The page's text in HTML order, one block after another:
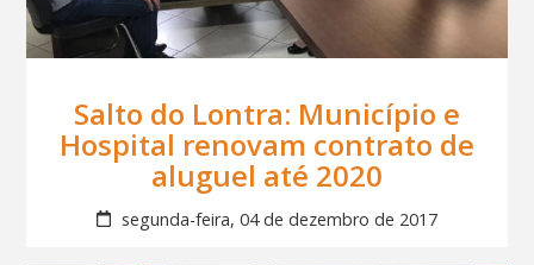
Salto do Lontra: Município e
Hospital renovam contrato de
aluguel até 2020
segunda-feira, 04 de dezembro de 2017